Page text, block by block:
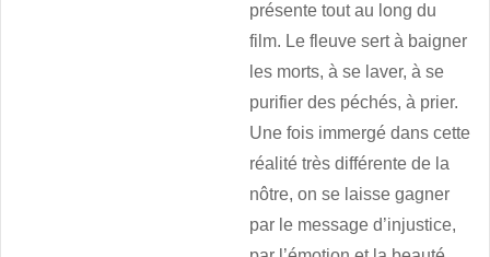
présente tout au long du
film. Le fleuve sert à baigner
les morts, à se laver, à se
purifier des péchés, à prier.
Une fois immergé dans cette
réalité très différente de la
nôtre, on se laisse gagner
par le message d’injustice,